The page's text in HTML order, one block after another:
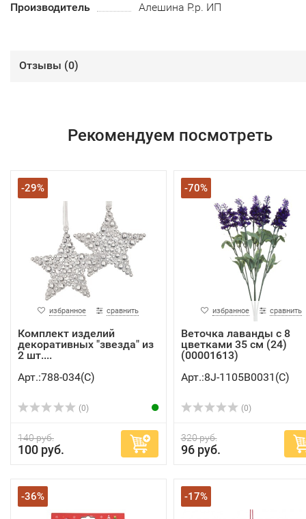
Производитель
Алешина Р.р. ИП
Отзывы (0)
Рекомендуем посмотреть
-29%
избранное сравнить
Комплект изделий
декоративных "звезда" из
2 шт....
Арт.:788-034(C)
(0)
140 руб.
100 руб.
-70%
избранное сравнить
Веточка лаванды с 8
цветками 35 см (24)
(00001613)
Арт.:8J-1105B0031(C)
(0)
320 руб.
96 руб.
-36% -17%